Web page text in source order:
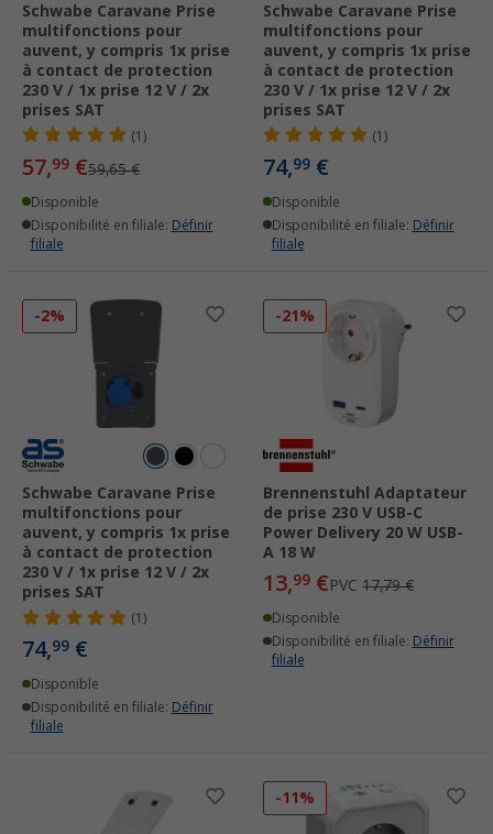
Schwabe Caravane Prise
multifonctions pour
auvent, y compris 1x prise
à contact de protection
230 V / 1x prise 12 V / 2x
prises SAT
(1)
57,99 €59,65 €
Disponible
Disponibilité en filiale: Définir
filiale
Schwabe Caravane Prise
multifonctions pour
auvent, y compris 1x prise
à contact de protection
230 V / 1x prise 12 V / 2x
prises SAT
(1)
74,99 €
Disponible
Disponibilité en filiale: Définir
filiale
-2%
Schwabe Caravane Prise
multifonctions pour
auvent, y compris 1x prise
à contact de protection
230 V / 1x prise 12 V / 2x
prises SAT
(1)
74,99 €
Disponible
Disponibilité en filiale: Définir
filiale
-21%
Brennenstuhl Adaptateur
de prise 230 V USB-C
Power Delivery 20 W USB-
A 18 W
13,99 €PVC 17,79 €
Disponible
Disponibilité en filiale: Définir
filiale
-11%